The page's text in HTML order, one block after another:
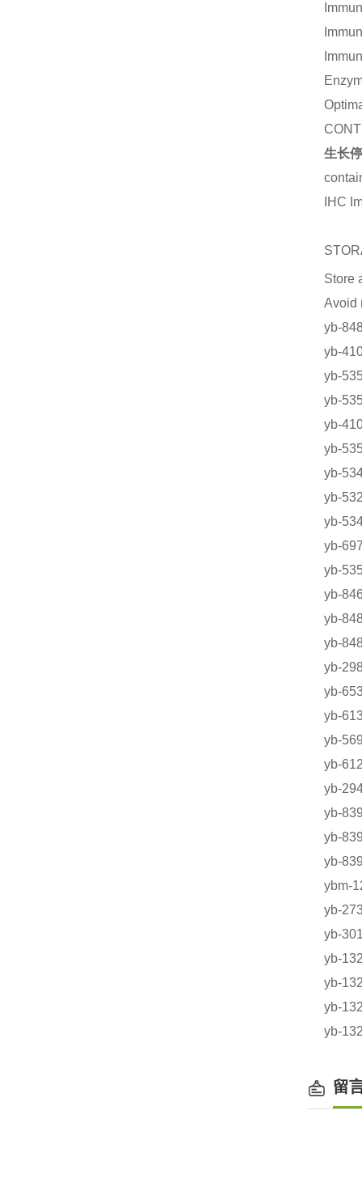
生长
IHC
Store
Avoid
yb-
yb-
yb-
yb-
yb-
yb-
yb-
yb-
yb-
yb-
yb-
yb-
yb-
yb-
yb-
yb-
yb-
yb-
yb-
yb-
yb-
yb-
yb-
ybm-
yb-
yb-
yb-
yb-
yb-
yb-
留